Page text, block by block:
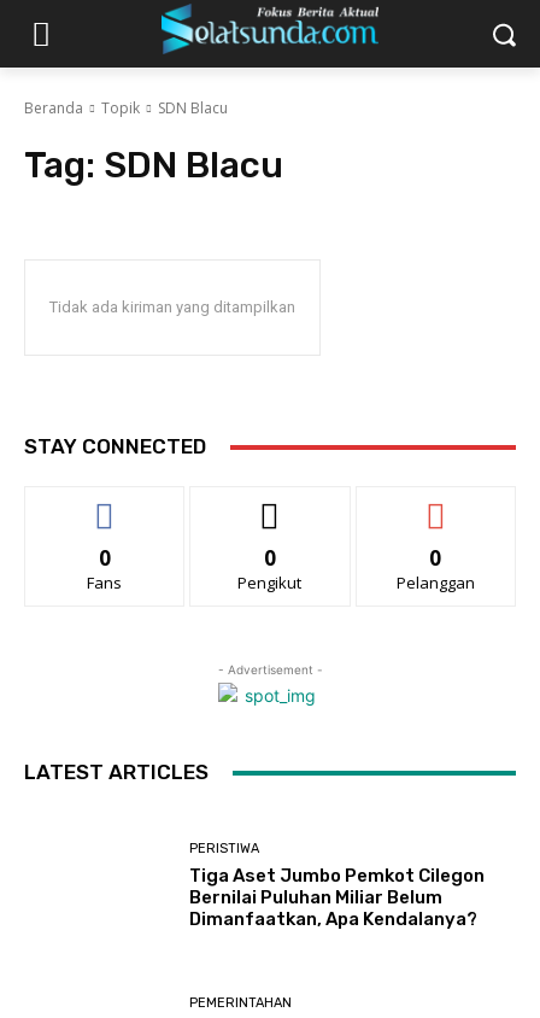
Beranda Topik SDN Blacu
Tag: SDN Blacu
Tidak ada kiriman yang ditampilkan
STAY CONNECTED
0
Fans
0
Pengikut
0
Pelanggan
- Advertisement -
LATEST ARTICLES
PERISTIWA
Tiga Aset Jumbo Pemkot Cilegon
Bernilai Puluhan Miliar Belum
Dimanfaatkan, Apa Kendalanya?
PEMERINTAHAN